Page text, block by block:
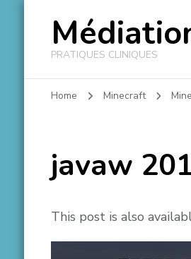
PRATIQUES CLINIQUES
Home Minecraft
javaw
This post is also